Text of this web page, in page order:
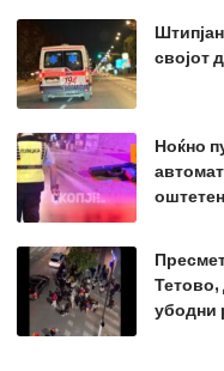
својот
Ноќно
Тетово,
убодни